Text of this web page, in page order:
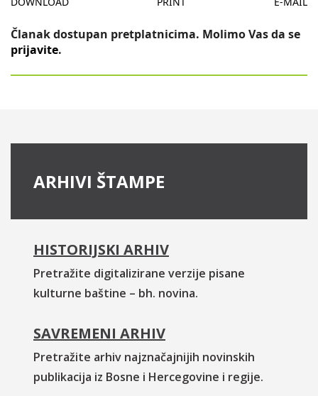
Članak dostupan pretplatnicima. Molimo Vas da se
prijavite.
ARHIVI ŠTAMPE
HISTORIJSKI ARHIV
Pretražite digitalizirane verzije pisane
kulturne baštine – bh. novina.
SAVREMENI ARHIV
Pretražite arhiv najznačajnijih novinskih
publikacija iz Bosne i Hercegovine i regije.